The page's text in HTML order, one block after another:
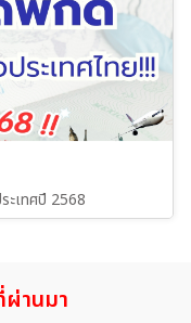
ะเทศปี 2568
านมา